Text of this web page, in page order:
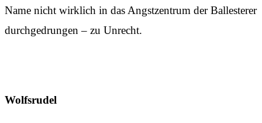
Name nicht wirklich in das Angstzentrum der Ballesterer
durchgedrungen – zu Unrecht.
Wolfsrudel